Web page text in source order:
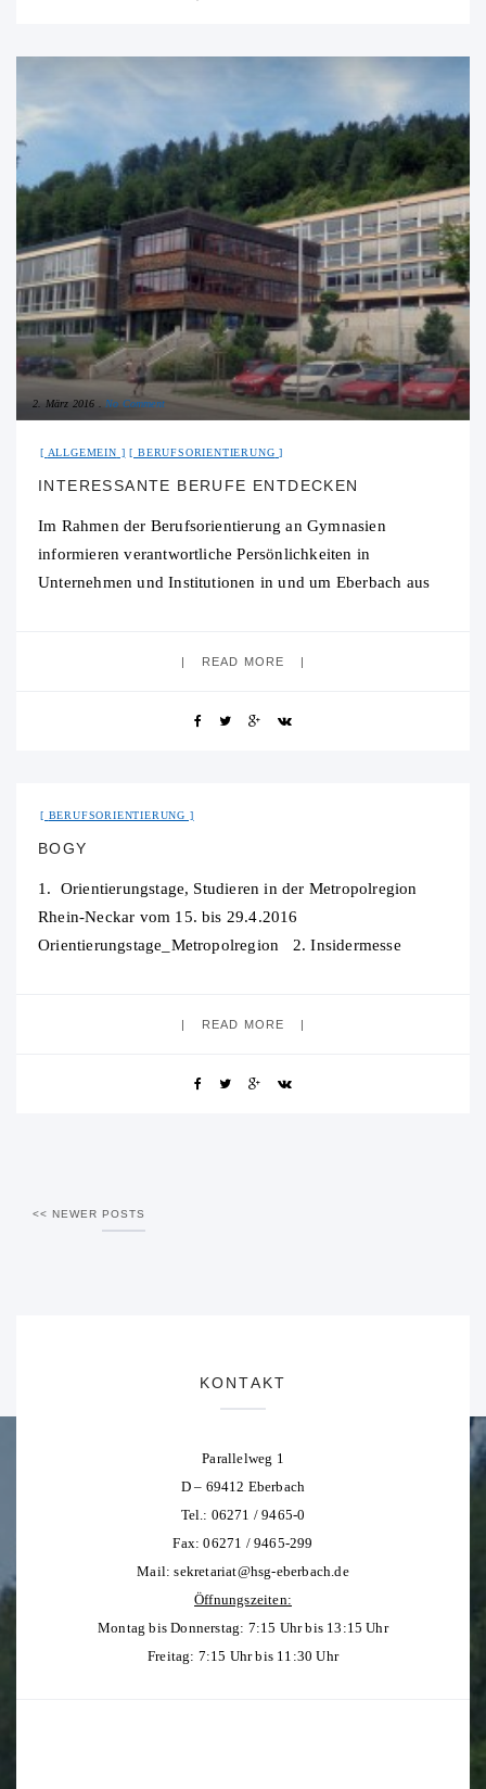
2. März 2016 No Comment
ALLGEMEIN BERUFSORIENTIERUNG
INTERESSANTE BERUFE ENTDECKEN
Im Rahmen der Berufsorientierung an Gymnasien
informieren verantwortliche Persönlichkeiten in
Unternehmen und Institutionen in und um Eberbach aus
READ MORE
BERUFSORIENTIERUNG
BOGY
1. Orientierungstage, Studieren in der Metropolregion
Rhein-Neckar vom 15. bis 29.4.2016
Orientierungstage_Metropolregion 2. Insidermesse
READ MORE
NEWER POSTS
KONTAKT
Parallelweg 1
D – 69412 Eberbach
Tel.: 06271 / 9465-0
Fax: 06271 / 9465-299
Mail:sekretariat@hsg-eberbach.de
Öffnungszeiten:
Montag bis Donnerstag: 7:15 Uhr bis 13:15 Uhr
Freitag: 7:15 Uhr bis 11:30 Uhr